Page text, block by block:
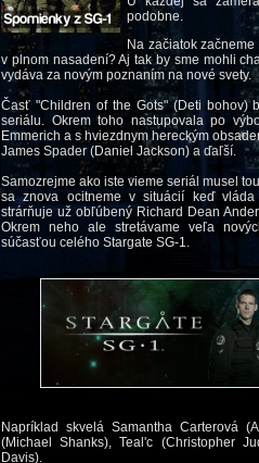
podobne.
Na začiatok
v plnom nasadení? Aj tak by sme mohli
vydáva za novým poznaním na nové svety.
Časť "Children of the Gots" (Deti bohov)
seriálu. Okrem toho nastupovala po
Emmerich a s hviezdnym hereckým
James Spader (Daniel Jackson) a ďaľší.
Samozrejme ako iste vieme seriál musel
sa znova ocitneme v situácií keď vláda
strárňuje už obľúbený Richard Dean
Okrem neho ale stretávame veľa
súčasťou celého Stargate SG-1.
Napríklad skvelá Samantha Carterová
(Michael Shanks), Teal'c (Christopher
Davis).